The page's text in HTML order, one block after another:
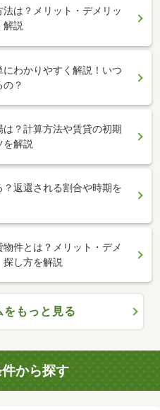
法は？メリット・デメリッ
解説
にわかりやすく解説！いつ
？
？計算方法や賃貸の初期
を解説
？返還される割合や時期を
件とは？メリット・デメ
探し方を解説
もっと見る
から探す